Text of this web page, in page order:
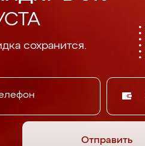
сохранится.
Отправить